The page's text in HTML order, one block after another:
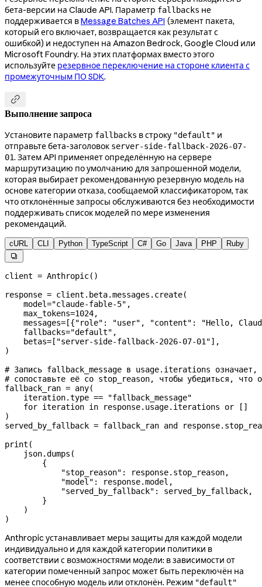
бета-версии на Claude API. Параметр fallbacks не
поддерживается вMessage Batches API (элемент пакета,
который его включает, возвращается как результат с
ошибкой) и недоступен на Amazon Bedrock, Google Cloud или
Microsoft Foundry. На этих платформах вместо этого
используйте резервное переключение на стороне клиента с
промежуточным ПО SDK.

Выполнение запроса
Установите параметр fallbacks в строку "default" и
отправьте бета-заголовок server-side-fallback-2026-07-
01. Затем API применяет определённую на сервере
маршрутизацию по умолчанию для запрошенной модели,
которая выбирает рекомендованную резервную модель на
основе категории отказа, сообщаемой классификатором, так
что отклонённые запросы обслуживаются без необходимости
поддерживать список моделей по мере изменения
рекомендаций.
cURL CLI Python TypeScript C# Go Java PHP Ruby

client = Anthropic()
response = client.beta.messages.create(
    model
="claude-fable-5" ,
    max_tokens
=1024,
    messages
= [{"role" : "user" , "content" :
"Hello,
    fallbacks
="default" ,
    betas
= [ "server-side-fallback-2026-07-01"],
)
# Запись fallback_message в usage.iterations означает,
# сопоставьте её со stop_reason, чтобы убедиться, что
fallback_ran = any(
    iteration.type
== "fallback_message"
    for
iteration in response.usage.iterations or []
)
served_by_fallback = fallback_ran and
print (
    json.dumps(
        {
            "stop_reason"
: response.stop_reason,
            "model"
: response.model,
            "served_by_fallback"
: served_by_fallback,
        }
    )
)
Anthropic устанавливает меры защиты для каждой модели
индивидуально и для каждой категории политики в
соответствии с возможностями модели: в зависимости от
категории помеченный запрос может быть переключён на
менее способную модель или отклонён. Режим "default"